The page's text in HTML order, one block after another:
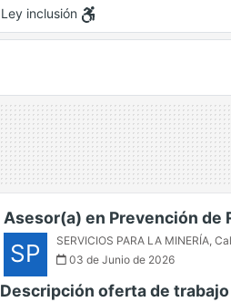
Ley inclusión
Asesor(a) en Prevención de
SP SERVICIOS PARA LA MINERÍA,
03 de Junio de 2026
Descripción oferta de trabajo